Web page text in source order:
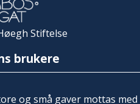
Stiftelse
brukere
og små gaver mottas med